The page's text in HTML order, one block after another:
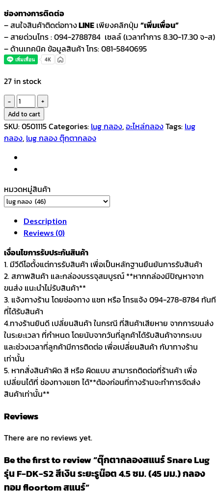
ช่องทางการติดต่อ
– สนใจสินค้าติดต่อทางLINE เพียงคลิกปุ่ม “เพิ่มเพื่อน”
– สายด่วนโทร : 094-2788784 เซลล์ (เวลาทำการ 8.30-17.30 จ-ส)
– ด้านเทคนิค ข้อมูลสินค้า โทร: 081-5840695
27 in stock
ตุ๊กตา
กล
อง
สแนร์
Lug
รุ่น
DK-
S2
สี
เงิน
ยะ
รูน๊อต
4.5
ซม.
(45
มม.)
กลอง
ทอม
floortom
สแนร์
quantity
Add to cart
SKU:0501115Categories: lug กลอง,อะไหล่กลองTags: lug
กลอง, lug กลอง ตุ๊กตากลอง
หมวดหมู่สินค้า
Description
Reviews (0)
เงื่อนไขการรับประกันสินค้า
1. มีวีดีโอตั้งแต่การรับสินค้า เพื่อเป็นหลักฐานยืนยันการรับสินค้า
2. สภาพสินค้า และกล่องบรรจุสมบูรณ์ **หากกล่องมีปัญหาจาก
ขนส่ง แนะนำไม่รับสินค้า**
3. แจ้งทางร้าน โดยช่องทาง แชท หรือ โทรแจ้ง 094-278-8784 ทันที
ที่ได้รับสินค้า
4.ทางร้านยินดี เปลี่ยนสินค้า ในกรณี ที่สินค้าเสียหาย จากการขนส่ง
ในระยะเวลา ที่กำหนด โดยนับจากวันที่ลูกค้าได้รับสินค้าจากระบบ
และช่วงเวลาที่ลูกค้ามีการติดต่อ เพื่อเปลี่ยนสินค้า กับาทางร้าน
เท่านั้น
5. หากสั่งสินค้าผิด สี หรือ ผิดแบบ สามารถติดต่อที่ร้านค้า เพื่อ
เปลี่ยนได้ที่ ช่องทางแชท ได้**ต้องก่อนที่ทางร้านจะทำการจัดส่ง
สินค้าเท่านั้น**
Reviews
There are no reviews yet.
Be the first to review “ตุ๊กตากลองสแนร์ Snare Lug
รุ่น F-DK-S2 สีเงิน ระยะรูน๊อต 4.5 ซม. (45 มม.) กลอง
ทอม floortom สแนร์”